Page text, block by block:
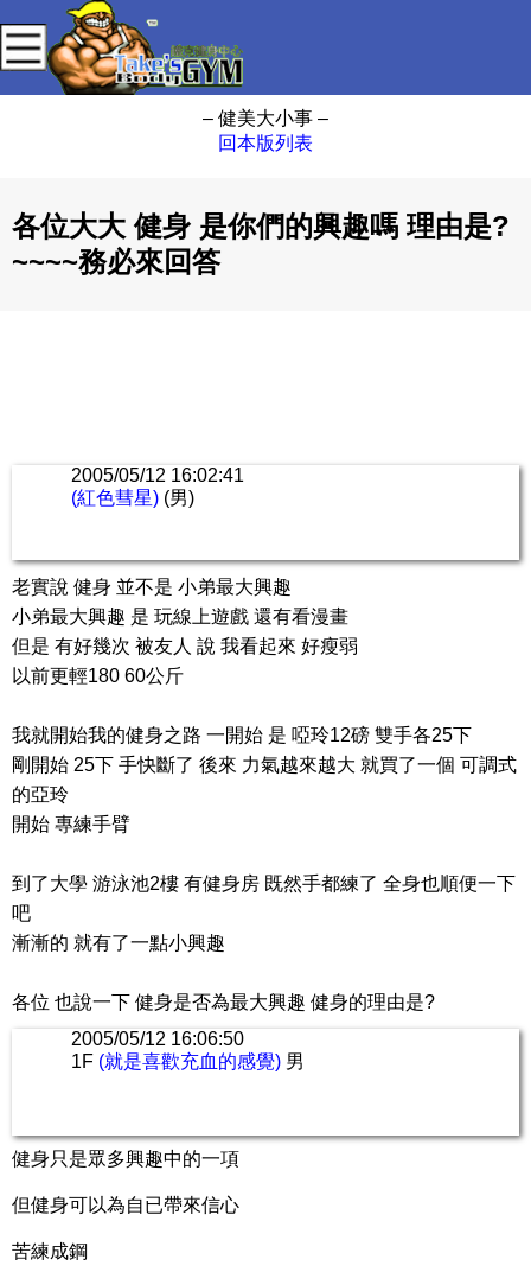
– 健美大小事 –
回本版列表
各位大大 健身 是你們的興趣嗎 理由是?
~~~~務必來回答
2005/05/12 16:02:41
(紅色彗星) (男)
老實說 健身 並不是 小弟最大興趣
小弟最大興趣 是 玩線上遊戲 還有看漫畫
但是 有好幾次 被友人 說 我看起來 好瘦弱
以前更輕180 60公斤
我就開始我的健身之路 一開始 是 啞玲12磅 雙手各25下
剛開始 25下 手快斷了 後來 力氣越來越大 就買了一個 可調式
的亞玲
開始 專練手臂
到了大學 游泳池2樓 有健身房 既然手都練了 全身也順便一下
吧
漸漸的 就有了一點小興趣
各位 也說一下 健身是否為最大興趣 健身的理由是?
2005/05/12 16:06:50
1F (就是喜歡充血的感覺) 男
健身只是眾多興趣中的一項
但健身可以為自已帶來信心
苦練成鋼